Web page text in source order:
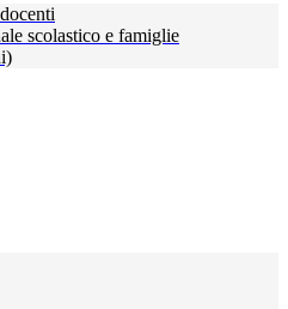
scolastico e famiglie